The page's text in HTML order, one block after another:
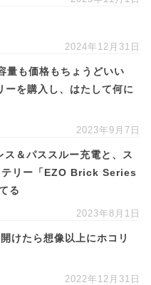
2024年12月31日
も価格もちょうどいい
を購入し、はたして何に
2023年9月7日
＆パススルー充電と、ス
テリー「EZO Brick Series
る
2023年8月1日
けたら想像以上にホコリ
2022年12月31日